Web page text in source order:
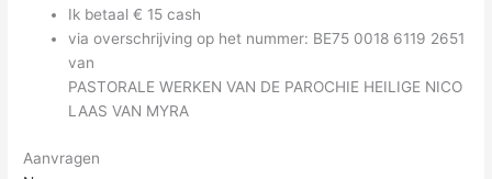
Ik betaal € 15 cash
via overschrijving op het nummer: BE75 0018 6119 2651
van
PASTORALE WERKEN VAN DE PAROCHIE HEILIGE NICO
LAAS VAN MYRA
Aanvragen